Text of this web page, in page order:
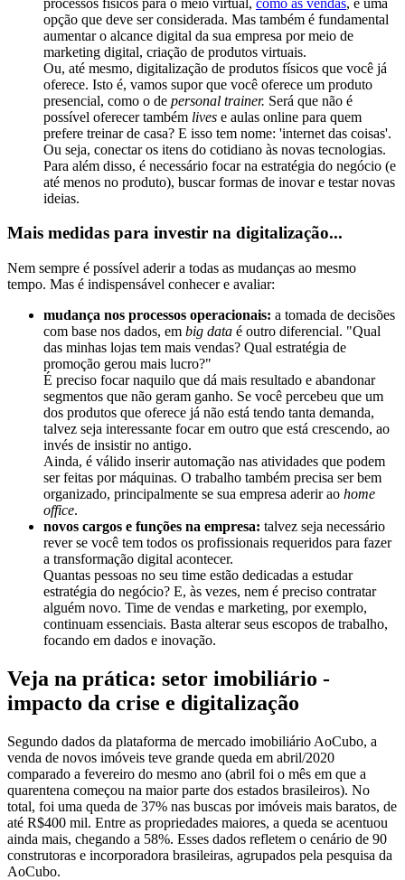
opção que deve ser considerada. Mas também é fundamental
aumentar o alcance digital da sua empresa por meio de
marketing digital, criação de produtos virtuais.
Ou, até mesmo, digitalização de produtos físicos que você já
oferece. Isto é, vamos supor que você oferece um produto
presencial, como o de personal trainer. Será que não é
possível oferecer também lives e aulas online para quem
prefere treinar de casa? E isso tem nome: 'internet das coisas'.
Ou seja, conectar os itens do cotidiano às novas tecnologias.
Para além disso, é necessário focar na estratégia do negócio (e
até menos no produto), buscar formas de inovar e testar novas
ideias.
Mais medidas para investir na digitalização...
Nem sempre é possível aderir a todas as mudanças ao mesmo
tempo. Mas é indispensável conhecer e avaliar:
mudança nos processos operacionais: a tomada de decisões
com base nos dados, em big data é outro diferencial. "Qual
das minhas lojas tem mais vendas? Qual estratégia de
promoção gerou mais lucro?"
É preciso focar naquilo que dá mais resultado e abandonar
segmentos que não geram ganho. Se você percebeu que um
dos produtos que oferece já não está tendo tanta demanda,
talvez seja interessante focar em outro que está crescendo, ao
invés de insistir no antigo.
Ainda, é válido inserir automação nas atividades que podem
ser feitas por máquinas. O trabalho também precisa ser bem
organizado, principalmente se sua empresa aderir ao home
office.
novos cargos e funções na empresa: talvez seja necessário
rever se você tem todos os profissionais requeridos para fazer
a transformação digital acontecer.
Quantas pessoas no seu time estão dedicadas a estudar
estratégia do negócio? E, às vezes, nem é preciso contratar
alguém novo. Time de vendas e marketing, por exemplo,
continuam essenciais. Basta alterar seus escopos de trabalho,
focando em dados e inovação.
Veja na prática: setor imobiliário -
impacto da crise e digitalização
Segundo dados da plataforma de mercado imobiliário AoCubo, a
venda de novos imóveis teve grande queda em abril/2020
comparado a fevereiro do mesmo ano (abril foi o mês em que a
quarentena começou na maior parte dos estados brasileiros). No
total, foi uma queda de 37% nas buscas por imóveis mais baratos, de
até R$400 mil. Entre as propriedades maiores, a queda se acentuou
ainda mais, chegando a 58%. Esses dados refletem o cenário de 90
construtoras e incorporadora brasileiras, agrupados pela pesquisa da
AoCubo.